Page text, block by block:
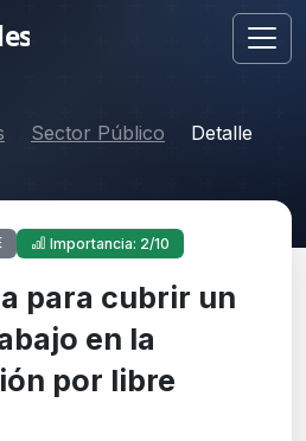
Sector Público Detalle
Importancia: 2/10
para cubrir un
en la
por libre